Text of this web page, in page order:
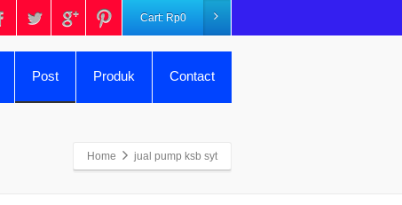
Cart: Rp0
Post Produk Contact
Home jual pump ksb syt